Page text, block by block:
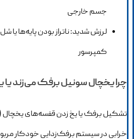
جسم خارجی
لرزش شدید: ناتراز بودن پایه‌ها یا
کمپرسور
چرا یخچال سونیل برفک می‌زند یا
تشکیل برفک یا یخ زدن قفسه‌های یخچال
خرابی در سیستم برفک‌زدایی خودکار